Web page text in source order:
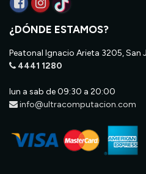
¿DÓNDE ESTAMOS?
Peatonal Ignacio Arieta 3205, San
4441 1280
lun a sab de 09:30 a 20:00
info@ultracomputacion.com